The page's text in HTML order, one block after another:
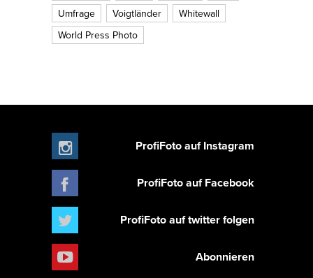
Umfrage
Voigtländer
Whitewall
World Press Photo
ProfiFoto auf Instagram
ProfiFoto auf Facebook
ProfiFoto auf twitter folgen
Abonnieren